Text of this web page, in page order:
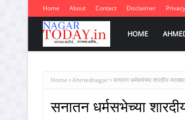
Home About Contact Disclaimer
HOME
Home Ahmednagar सनातन धर्मसभेच्या शारदीय
सनातन धर्मसभेच्या